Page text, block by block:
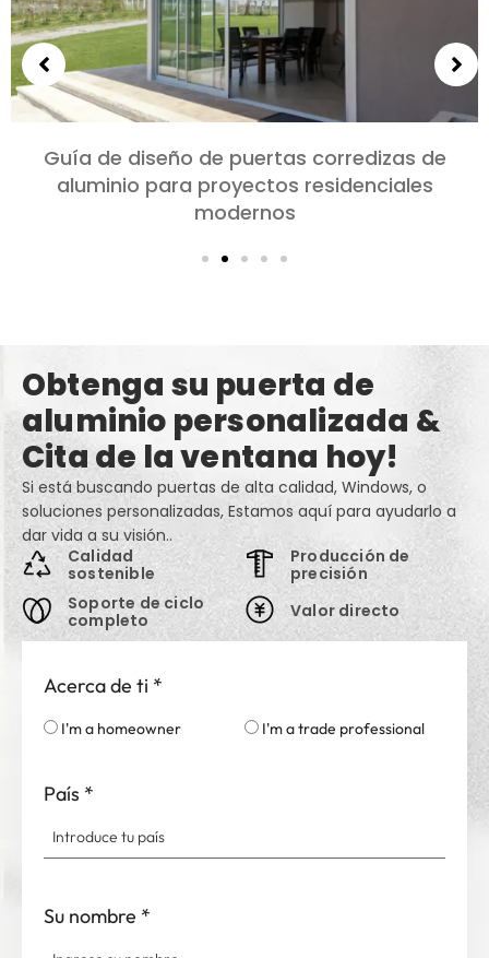
Elección de puertas de aluminio para
dormitorios y salones: Comodidad, Estilo, y
privacidad
Obtenga su puerta de
aluminio personalizada &
Cita de la ventana hoy!
Si está buscando puertas de alta calidad, Windows, o
soluciones personalizadas, Estamos aquí para ayudarlo a
dar vida a su visión..
Calidad
sostenible
Soporte de ciclo
completo
Producción de
precisión
Valor directo
Acerca de ti *
I'm a homeowner I'm a trade professional
País *
Su nombre *